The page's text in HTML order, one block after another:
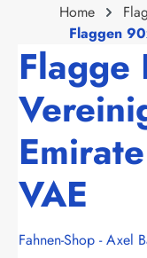
Home
Flaggen
Flagge
VAE
Fahnen-Shop - Axel